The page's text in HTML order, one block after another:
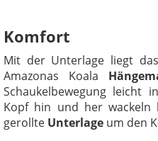
Komfort
Mit der Unterlage liegt
Amazonas Koala
Schaukelbewegung leicht
Kopf hin und her wackeln
gerollte Unterlage um den